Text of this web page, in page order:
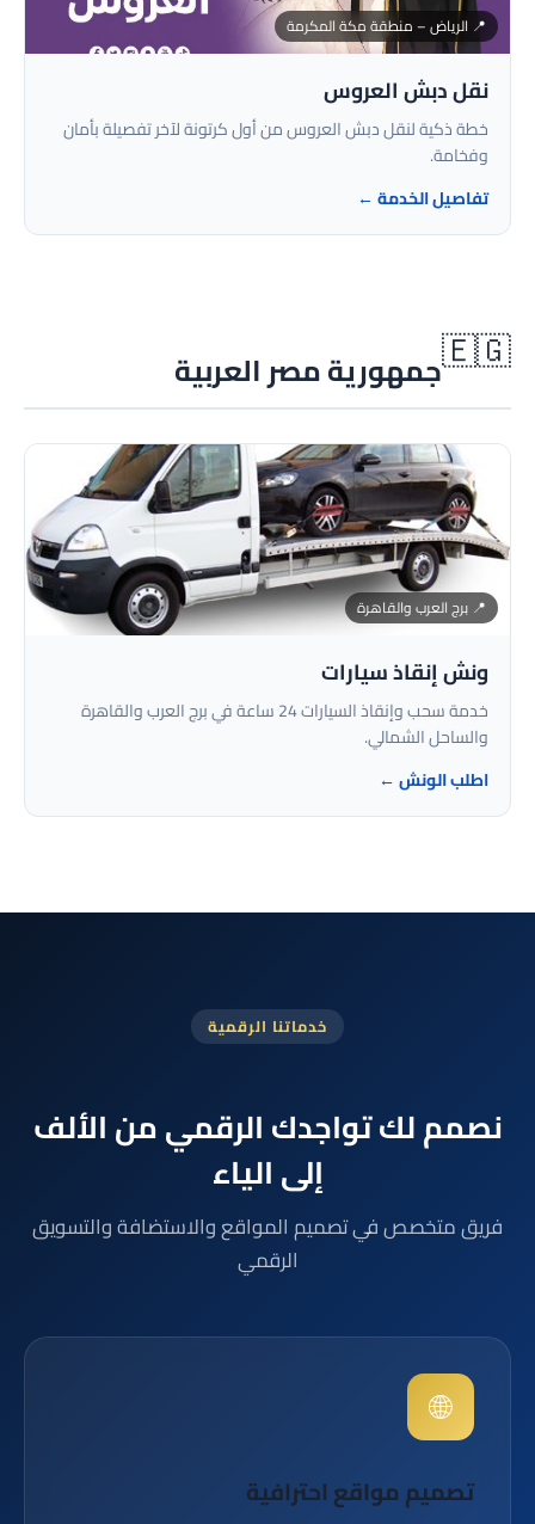
📍 الرياض – منطقة مكة المكرمة
نقل دبش العروس
خطة ذكية لنقل دبش العروس من أول كرتونة لآخر تفصيلة بأمان
وفخامة.
تفاصيل الخدمة ←
🇪🇬جمهورية مصر العربية
📍 برج العرب والقاهرة
ونش إنقاذ سيارات
خدمة سحب وإنقاذ السيارات 24 ساعة في برج العرب والقاهرة
والساحل الشمالي.
اطلب الونش ←
خدماتنا الرقمية
نصمم لك تواجدك الرقمي من الألف
إلى الياء
فريق متخصص في تصميم المواقع والاستضافة والتسويق
الرقمي
🌐
تصميم مواقع احترافية